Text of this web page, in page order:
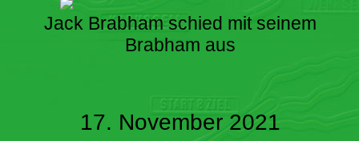
Jack Brabham schied mit seinem
Brabham aus
17. November 2021